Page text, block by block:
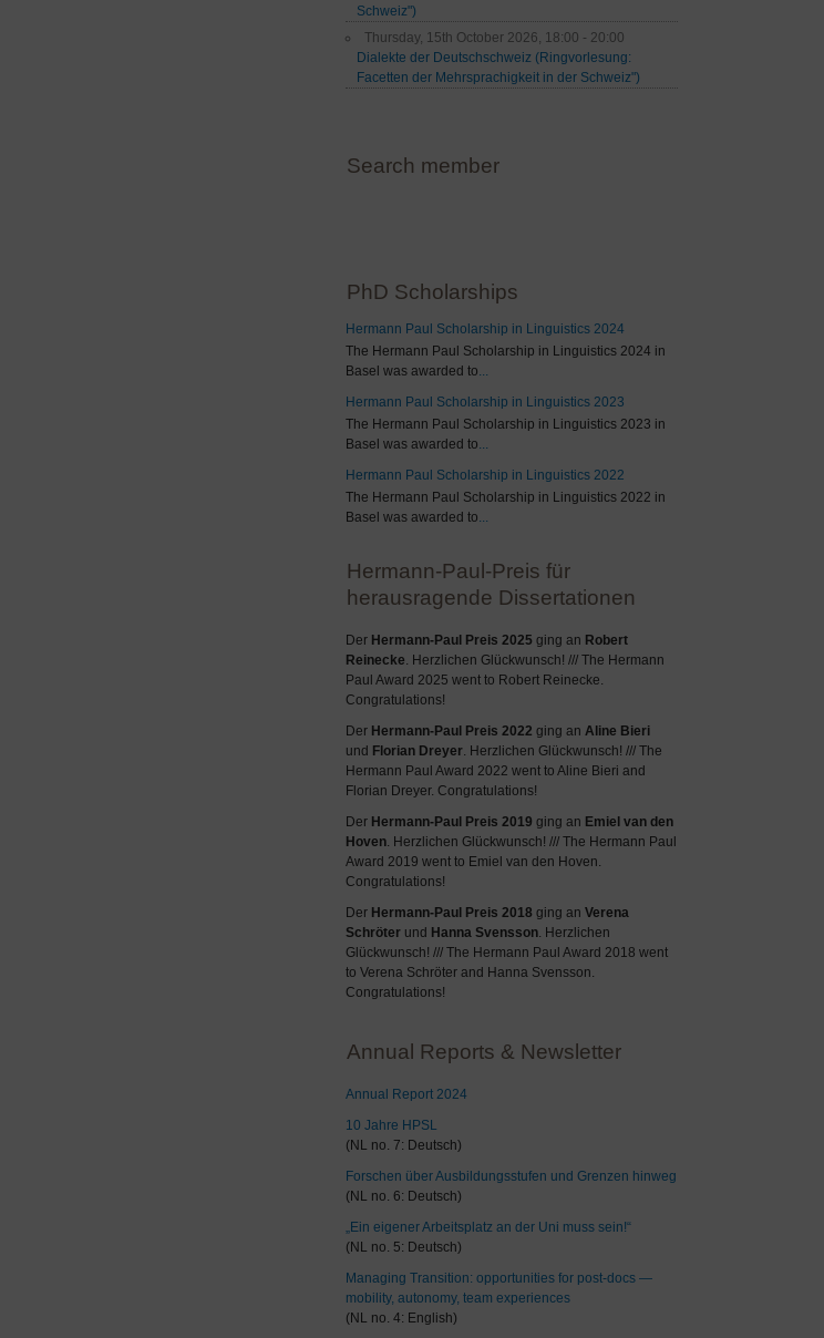
Schweiz")
Thursday, 15th October 2026, 18:00 - 20:00
Dialekte der Deutschschweiz (Ringvorlesung:
Facetten der Mehrsprachigkeit in der Schweiz")
Search member
PhD Scholarships
Hermann Paul Scholarship in Linguistics 2024
The Hermann Paul Scholarship in Linguistics 2024 in
Basel was awarded to...
Hermann Paul Scholarship in Linguistics 2023
The Hermann Paul Scholarship in Linguistics 2023 in
Basel was awarded to...
Hermann Paul Scholarship in Linguistics 2022
The Hermann Paul Scholarship in Linguistics 2022 in
Basel was awarded to...
Hermann-Paul-Preis für
herausragende Dissertationen
Der Hermann-Paul Preis 2025 ging an Robert
Reinecke. Herzlichen Glückwunsch! /// The Hermann
Paul Award 2025 went to Robert Reinecke.
Congratulations!
Der Hermann-Paul Preis 2022 ging an Aline Bieri
und Florian Dreyer. Herzlichen Glückwunsch! /// The
Hermann Paul Award 2022 went to Aline Bieri and
Florian Dreyer. Congratulations!
Der Hermann-Paul Preis 2019 ging an Emiel van den
Hoven. Herzlichen Glückwunsch! /// The Hermann Paul
Award 2019 went to Emiel van den Hoven.
Congratulations!
Der Hermann-Paul Preis 2018 ging an Verena
Schröter und Hanna Svensson. Herzlichen
Glückwunsch! /// The Hermann Paul Award 2018 went
to Verena Schröter and Hanna Svensson.
Congratulations!
Annual Reports & Newsletter
Annual Report 2024
10 Jahre HPSL
(NL no. 7: Deutsch)
Forschen über Ausbildungsstufen und Grenzen hinweg
(NL no. 6: Deutsch)
„Ein eigener Arbeitsplatz an der Uni muss sein!“
(NL no. 5: Deutsch)
Managing Transition: opportunities for post-docs —
mobility, autonomy, team experiences
(NL no. 4: English)